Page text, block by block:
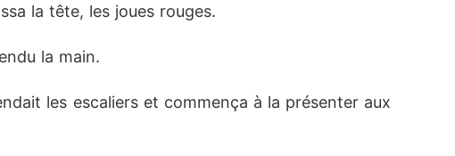
la tête, les joues rouges.
la main.
les escaliers et commença à la présenter aux